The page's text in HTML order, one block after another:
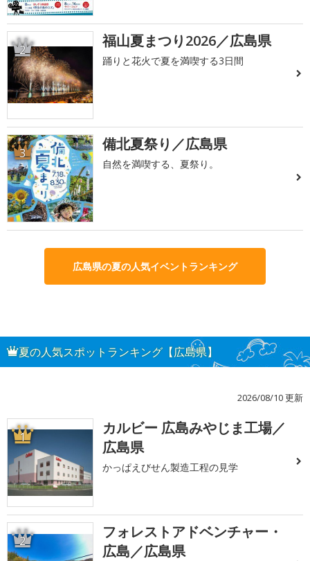
2 福山夏まつり2026／広島県
踊りと花火で夏を満喫する3日間
3 備北夏祭り／広島県
自然を満喫する、夏祭り。
広島県の夏の人気イベントランキング
夏の人気スポットランキング【広島県】
2026/08/10 更新
1
カルビー 広島みやじま工場／
広島県
かっぱえびせん製造工程の見学
2
フォレストアドベンチャー・
広島／広島県